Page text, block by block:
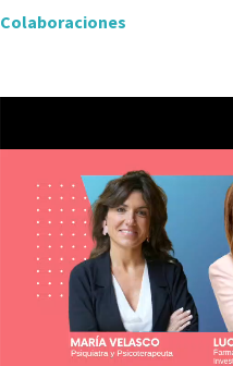
Colaboraciones